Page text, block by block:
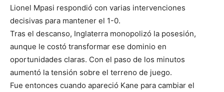
Lionel Mpasi respondió con varias intervenciones
decisivas para mantener el 1-0.
Tras el descanso, Inglaterra monopolizó la posesión,
aunque le costó transformar ese dominio en
oportunidades claras. Con el paso de los minutos
aumentó la tensión sobre el terreno de juego.
Fue entonces cuando apareció Kane para cambiar el